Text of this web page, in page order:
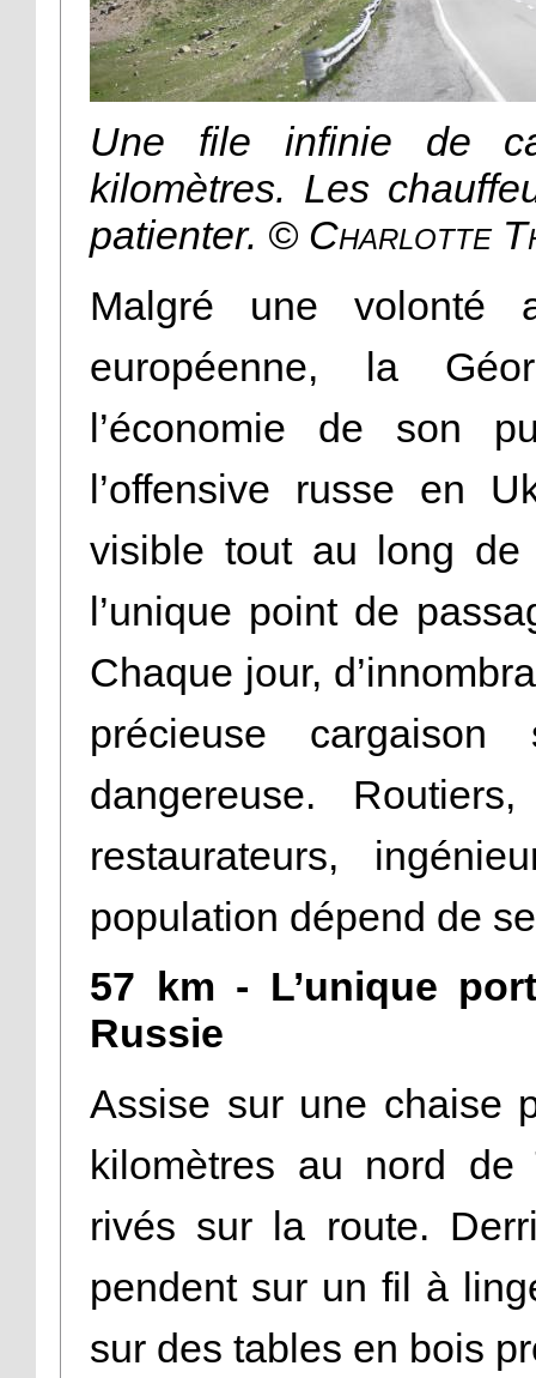
Une file infinie de
kilomètres. Les
patienter. © Charlotte
Malgré une volonté
européenne, la
l’économie de son
l’offensive russe en
visible tout au long de
l’unique point de
Chaque jour,
précieuse
dangereuse.
restaurateurs,
population dépend de
57 km - L’unique
Russie
Assise sur une chaise
kilomètres au nord
rivés sur la route.
pendent sur un fil à
sur des tables en bois